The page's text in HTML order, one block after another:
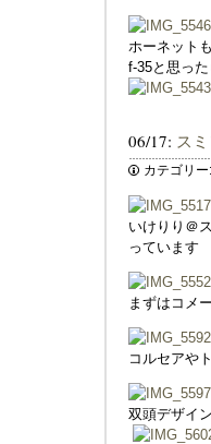
ホーネット
f-35と思った
06/17: ス
カテゴリー:
いけりり＠
っています
まずはコメ
コルセアや
双頭デザイ